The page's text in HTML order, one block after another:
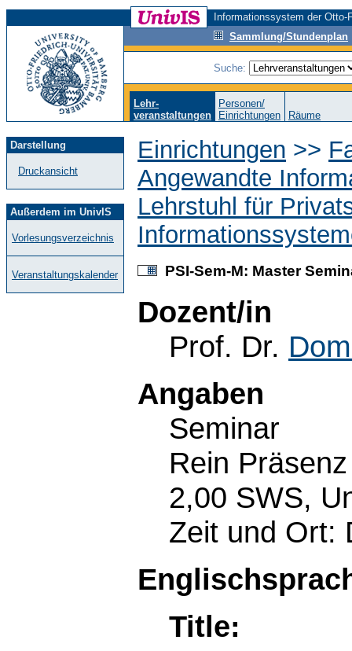
Informationssystem der
Sammlung/Stundenplan
Suche:
Lehr-
veranstaltungen
Personen/
Einrichtungen
Räume
Darstellung
Druckansicht
Außerdem im UnivIS
Vorlesungsverzeichnis
Veranstaltungskalender
Einrichtungen >>
Angewandte
Lehrstuhl für
PSI-Sem-M: Master
Dozent/in
Prof. Dr.
Angaben
Seminar
Rein Präsenz
2,00 SWS,
Zeit und Ort:
Title: